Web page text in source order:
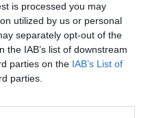
is processed you may
utilized by us or personal
separately opt-out of the
IAB’s list of downstream
parties on the IAB’s List of
parties.
Az ország állami
kíván üzembe állítani -